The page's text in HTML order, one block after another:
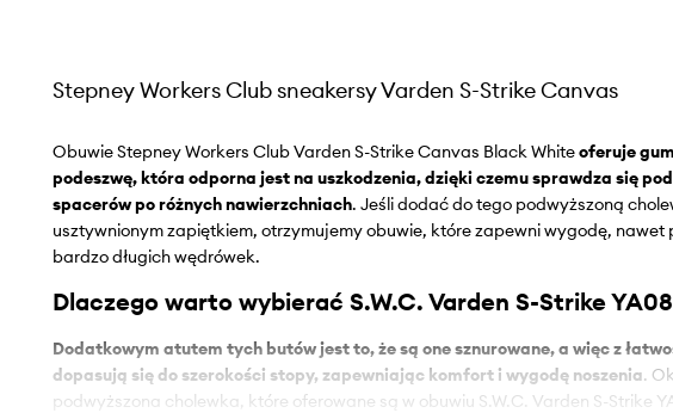
Stepney Workers Club sneakersy Varden S-Strike Canvas
Obuwie Stepney Workers Club Varden S-Strike Canvas Black Whiteoferuje
podeszwę, która odporna jest na uszkodzenia, dzięki czemu sprawdza się
spacerów po różnych nawierzchniach. Jeśli dodać do tego podwyższoną
usztywnionym zapiętkiem, otrzymujemy obuwie, które zapewni wygodę, nawet
bardzo długich wędrówek.
Dlaczego warto wybierać S.W.C. Varden S-Strike
Dodatkowym atutem tych butów jest to, że są one sznurowane, a więc z
dopasują się do szerokości stopy, zapewniając komfort i wygodę noszenia.
podwyższona cholewka, które oferowane są w obuwiu S.W.C. Varden S-Strike